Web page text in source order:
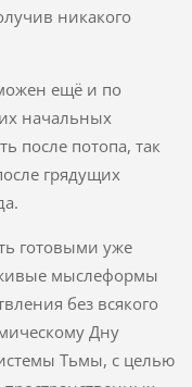
никакого
ещё и по
начальных
после потопа, так
грядущих
готовыми уже
мыслеформы
без всякого
Дну
Тьмы, с целью